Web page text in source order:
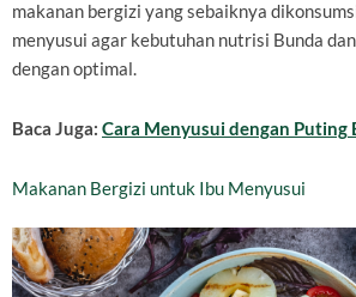
makanan bergizi yang sebaiknya
menyusui agar kebutuhan nutrisi Bunda
dengan optimal.
Baca Juga: Cara Menyusui dengan Puting
Makanan Bergizi untuk Ibu Menyusui